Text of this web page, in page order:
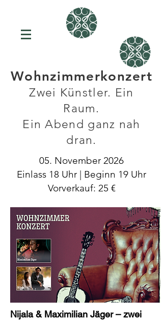
Wohnzimmerkonzert
Zwei Künstler. Ein
Raum.
Ein Abend ganz nah
dran.
05. November 2026
Einlass 18 Uhr | Beginn 19 Uhr
Vorverkauf: 25 €
Nijala & Maximilian Jäger – zwei